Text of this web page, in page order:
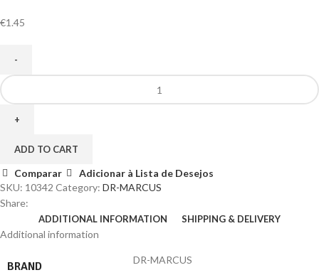
€1.45
ADD TO CART
Comparar
Adicionar à Lista de Desejos
SKU: 10342 Category: DR-MARCUS
Share:
ADDITIONAL INFORMATION SHIPPING & DELIVERY
Additional information
BRAND DR-MARCUS